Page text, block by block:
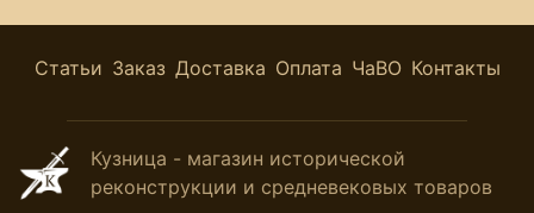
Статьи Заказ Доставка Оплата ЧаВО Контакты
Кузница - магазин исторической
реконструкции и средневековых товаров